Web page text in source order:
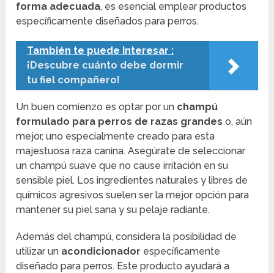
forma adecuada, es esencial emplear productos
específicamente diseñados para perros.
También te puede Interesar :
¡Descubre cuánto debe dormir
tu fiel compañero!
Un buen comienzo es optar por un champú
formulado para perros de razas grandes o, aún
mejor, uno especialmente creado para esta
majestuosa raza canina. Asegúrate de seleccionar
un champú suave que no cause irritación en su
sensible piel. Los ingredientes naturales y libres de
químicos agresivos suelen ser la mejor opción para
mantener su piel sana y su pelaje radiante.
Además del champú, considera la posibilidad de
utilizar un acondicionador específicamente
diseñado para perros. Este producto ayudará a